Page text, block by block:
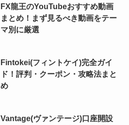
FX龍王のYouTubeおすすめ動画
まとめ！まず見るべき動画をテー
マ別に厳選
Fintokei(フィントケイ)完全ガイ
ド！評判・クーポン・攻略法まと
め
Vantage(ヴァンテージ)口座開設